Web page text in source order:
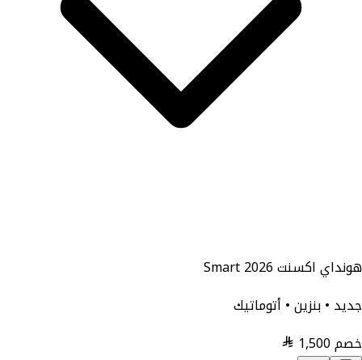
هونداي اكسنت Smart 2026
جديد • بنزين • أتوماتيك
خصم1,500